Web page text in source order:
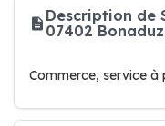
Description de
07402 Bonaduz
Commerce, service à